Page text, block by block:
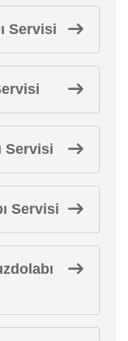
Servisi
Servisi
Servisi